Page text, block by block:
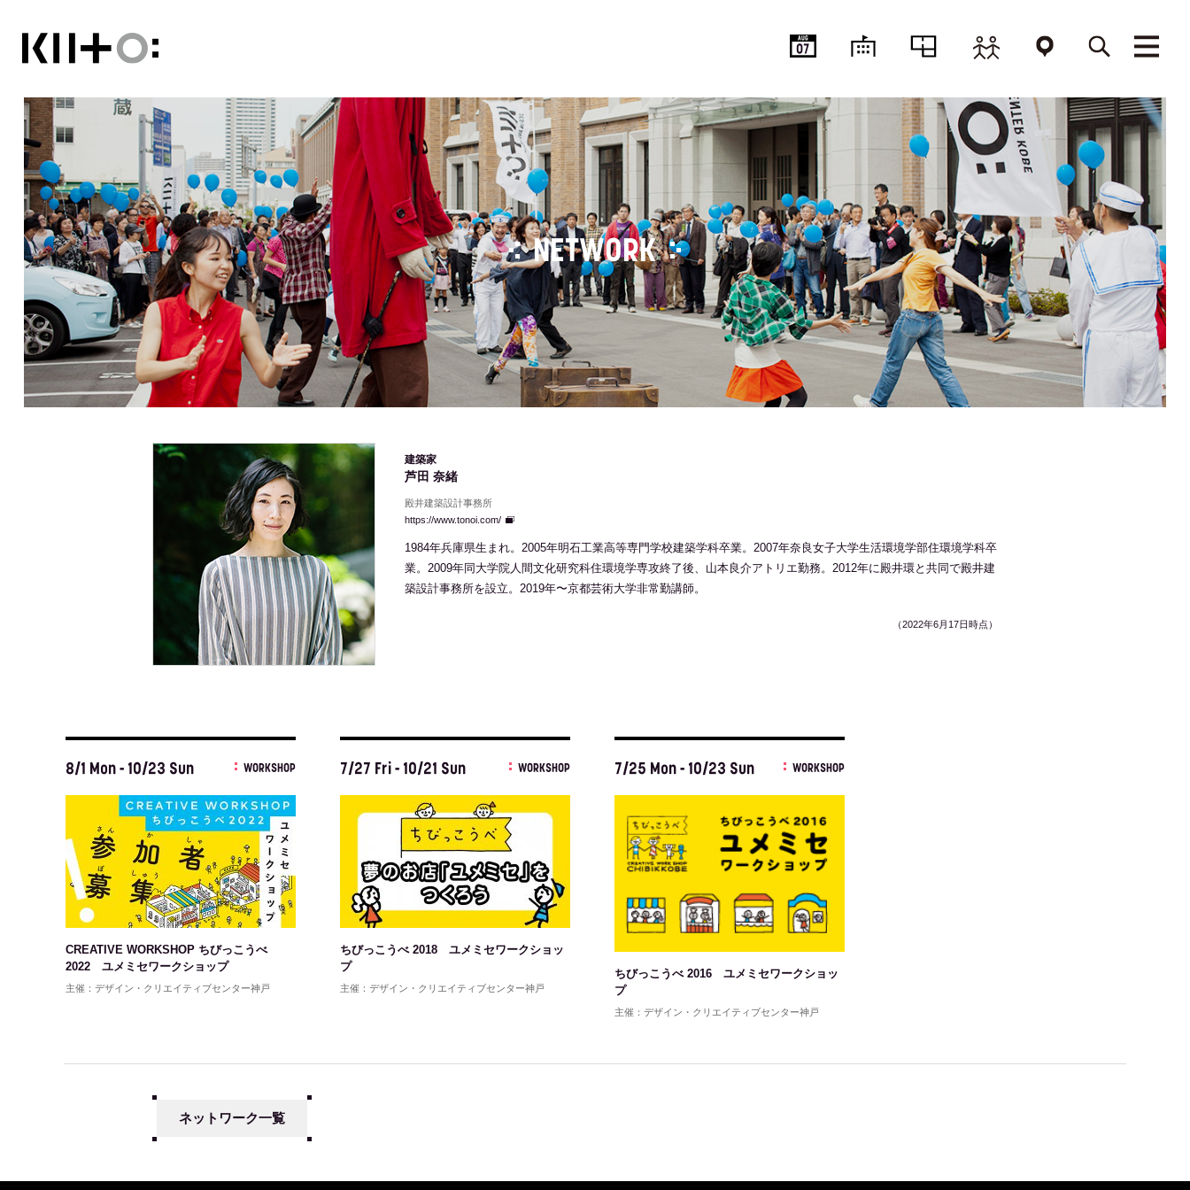
AUG
07
NETWORK
建築家
芦田 奈緒
殿井建築設計事務所
https://www.tonoi.com/
1984年兵庫県生まれ。2005年明石工業高等専門学校建築学科卒業。2007年奈良女子大学生活環境学部住環境学科卒
業。2009年同大学院人間文化研究科住環境学専攻終了後、山本良介アトリエ勤務。2012年に殿井環と共同で殿井建
築設計事務所を設立。2019年〜京都芸術大学非常勤講師。
（2022年6月17日時点）
8/1 Mon - 10/23 Sun WORKSHOP
CREATIVE WORKSHOP ちびっこうべ
2022 ユメミセワークショップ
主催：デザイン・クリエイティブセンター神戸
7/27 Fri - 10/21 Sun WORKSHOP
ちびっこうべ 2018 ユメミセワークショッ
プ
主催：デザイン・クリエイティブセンター神戸
7/25 Mon - 10/23 Sun WORKSHOP
ちびっこうべ 2016 ユメミセワークショッ
プ
主催：デザイン・クリエイティブセンター神戸
ネットワーク一覧